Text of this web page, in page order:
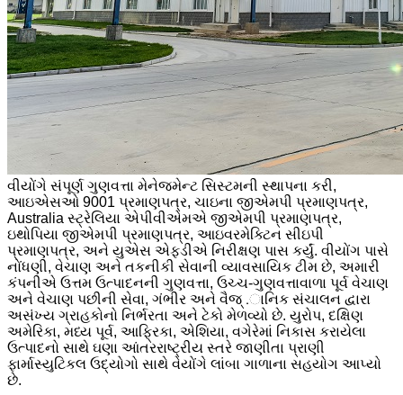
વીયોંગે સંપૂર્ણ ગુણવત્તા મેનેજમેન્ટ સિસ્ટમની સ્થાપના કરી,
આઇએસઓ 9001 પ્રમાણપત્ર, ચાઇના જીએમપી પ્રમાણપત્ર,
Australia સ્ટ્રેલિયા એપીવીએમએ જીએમપી પ્રમાણપત્ર,
ઇથોપિયા જીએમપી પ્રમાણપત્ર, આઇવરમેક્ટિન સીઇપી
પ્રમાણપત્ર, અને યુએસ એફડીએ નિરીક્ષણ પાસ કર્યું. વીયોંગ પાસે
નોંધણી, વેચાણ અને તકનીકી સેવાની વ્યાવસાયિક ટીમ છે, અમારી
કંપનીએ ઉત્તમ ઉત્પાદનની ગુણવત્તા, ઉચ્ચ-ગુણવત્તાવાળા પૂર્વ વેચાણ
અને વેચાણ પછીની સેવા, ગંભીર અને વૈજ્ .ાનિક સંચાલન દ્વારા
અસંખ્ય ગ્રાહકોનો નિર્ભરતા અને ટેકો મેળવ્યો છે. યુરોપ, દક્ષિણ
અમેરિકા, મધ્ય પૂર્વ, આફ્રિકા, એશિયા, વગેરેમાં નિકાસ કરાયેલા
ઉત્પાદનો સાથે ઘણા આંતરરાષ્ટ્રીય સ્તરે જાણીતા પ્રાણી
ફાર્માસ્યુટિકલ ઉદ્યોગો સાથે વેયોંગે લાંબા ગાળાના સહયોગ આપ્યો
છે.